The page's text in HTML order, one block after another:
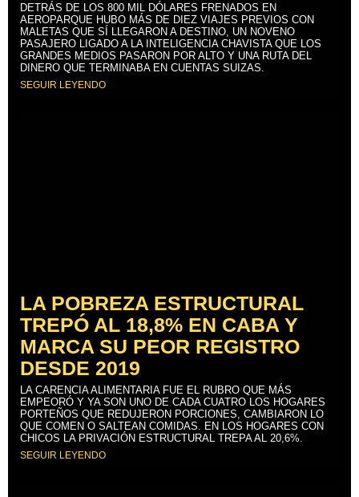
DETRÁS DE LOS 800 MIL DÓLARES FRENADOS EN
AEROPARQUE HUBO MÁS DE DIEZ VIAJES PREVIOS CON
MALETAS QUE SÍ LLEGARON A DESTINO, UN NOVENO
PASAJERO LIGADO A LA INTELIGENCIA CHAVISTA QUE LOS
GRANDES MEDIOS PASARON POR ALTO Y UNA RUTA DEL
DINERO QUE TERMINABA EN CUENTAS SUIZAS.
SEGUIR LEYENDO
LA POBREZA ESTRUCTURAL
TREPÓ AL 18,8% EN CABA Y
MARCA SU PEOR REGISTRO
DESDE 2019
LA CARENCIA ALIMENTARIA FUE EL RUBRO QUE MÁS
EMPEORÓ Y YA SON UNO DE CADA CUATRO LOS HOGARES
PORTEÑOS QUE REDUJERON PORCIONES, CAMBIARON LO
QUE COMEN O SALTEAN COMIDAS. EN LOS HOGARES CON
CHICOS LA PRIVACIÓN ESTRUCTURAL TREPA AL 20,6%.
SEGUIR LEYENDO